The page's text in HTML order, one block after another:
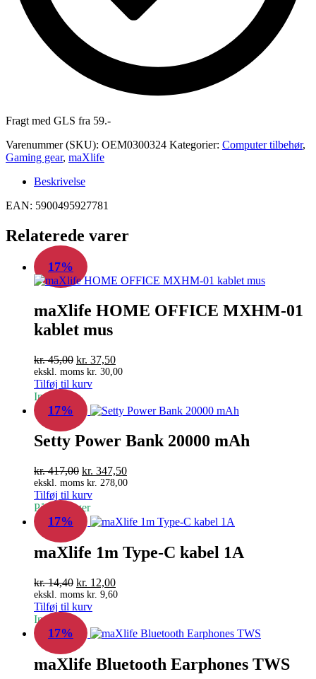
Fragt med GLS fra 59.-
Varenummer (SKU): OEM0300324 Kategorier: Computer tilbehør,
Gaming gear, maXlife
Beskrivelse
EAN: 5900495927781
Relaterede varer
17%
maXlife HOME OFFICE MXHM-01
kablet mus
kr.45,00 Den
oprindelige
pris
var:
kr. 45,00.
kr. 37,50Den
aktuelle
kr. 37,50.
ekskl. moms kr. 30,00
Tilføj til kurv
In Stock
17%
Setty Power Bank 20000 mAh
kr.417,00 Den
oprindelige
pris
var:
kr. 417,00.
kr. 347,50Den
aktuelle
kr. 347,50.
ekskl. moms kr. 278,00
Tilføj til kurv
På fjernlager
17%
maXlife 1m Type-C kabel 1A
kr.14,40 Den
oprindelige
pris
var:
kr. 14,40.
kr. 12,00Den
aktuelle
kr. 12,00.
ekskl. moms kr. 9,60
Tilføj til kurv
In Stock
17%
maXlife Bluetooth Earphones TWS